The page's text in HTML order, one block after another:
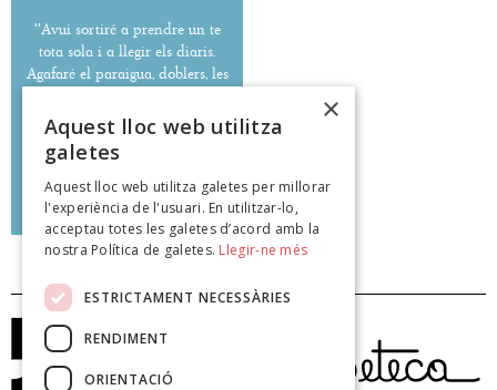
''Avui sortiré a prendre un te
tota sola i a llegir els diaris.
Agafaré el paraigua, doblers, les
Francesca Pons i Ortega
poeteca.cat
×
Aquest lloc web utilitza
galetes
Aquest lloc web utilitza galetes per millorar
l'experiència de l'usuari. En utilitzar-lo,
acceptau totes les galetes d’acord amb la
nostra Política de galetes. Llegir-ne més
ESTRICTAMENT NECESSÀRIES
RENDIMENT
ORIENTACIÓ